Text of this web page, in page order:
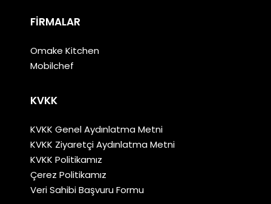
FIRMALAR
Omake Kitchen
Mobilchef
KVKK
KVKK Genel Aydınlatma Metni
KVKK Ziyaretçi Aydınlatma Metni
KVKK Politikamız
Çerez Politikamız
Veri Sahibi Başvuru Formu